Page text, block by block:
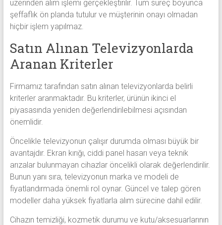
üzerinden alım işlemi gerçekleştirilir. Tüm süreç boyunca
şeffaflık ön planda tutulur ve müşterinin onayı olmadan
hiçbir işlem yapılmaz.
Satın Alınan Televizyonlarda
Aranan Kriterler
Firmamız tarafından satın alınan televizyonlarda belirli
kriterler aranmaktadır. Bu kriterler, ürünün ikinci el
piyasasında yeniden değerlendirilebilmesi açısından
önemlidir.
Öncelikle televizyonun çalışır durumda olması büyük bir
avantajdır. Ekran kırığı, ciddi panel hasarı veya teknik
arızalar bulunmayan cihazlar öncelikli olarak değerlendirilir.
Bunun yanı sıra, televizyonun marka ve modeli de
fiyatlandırmada önemli rol oynar. Güncel ve talep gören
modeller daha yüksek fiyatlarla alım sürecine dahil edilir.
Cihazın temizliği, kozmetik durumu ve kutu/aksesuarlarının